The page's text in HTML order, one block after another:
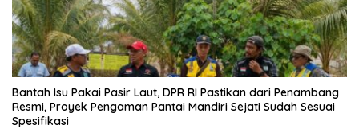
Bantah Isu Pakai Pasir Laut, DPR RI Pastikan dari Penambang
Resmi, Proyek Pengaman Pantai Mandiri Sejati Sudah Sesuai
Spesifikasi